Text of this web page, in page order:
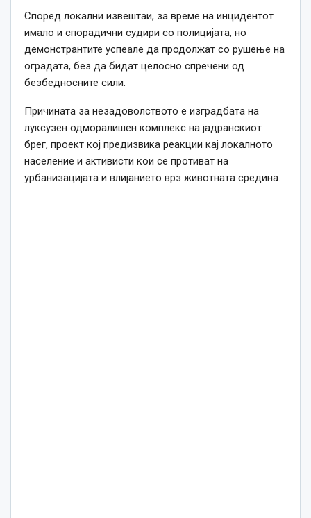
Според локални извештаи, за време на инцидентот
имало и спорадични судири со полицијата, но
демонстрантите успеале да продолжат со рушење на
оградата, без да бидат целосно спречени од
безбедносните сили.
Причината за незадоволството е изградбата на
луксузен одморалишен комплекс на јадранскиот
брег, проект кој предизвика реакции кај локалното
население и активисти кои се противат на
урбанизацијата и влијанието врз животната средина.